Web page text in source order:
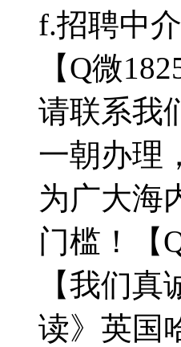
f.招聘中
【Q微
请联系我
一朝办理
为广大海
门槛！【
【我们
读》英国